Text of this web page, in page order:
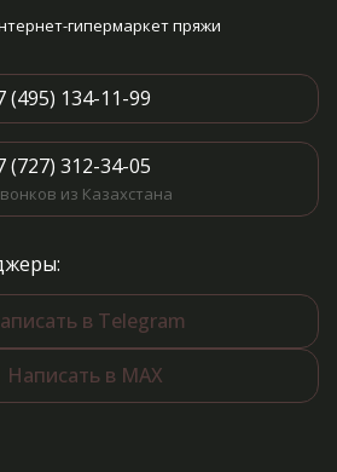
гипермаркет пряжи
(495) 134-11-99
(727) 312-34-05
из Казахстана
в Telegram
Написать в MAX